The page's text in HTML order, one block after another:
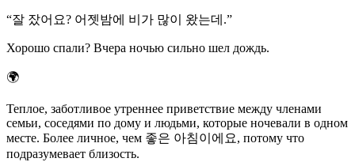
“잘 잤어요? 어젯밤에 비가 많이 왔는데.”
Хорошо спали? Вчера ночью сильно шел дождь.
🌍
Теплое, заботливое утреннее приветствие между членами
семьи, соседями по дому и людьми, которые ночевали в одном
месте. Более личное, чем 좋은 아침이에요, потому что
подразумевает близость.